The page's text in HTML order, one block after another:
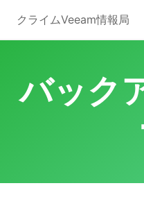
content
クライムVeeam情報局
バック